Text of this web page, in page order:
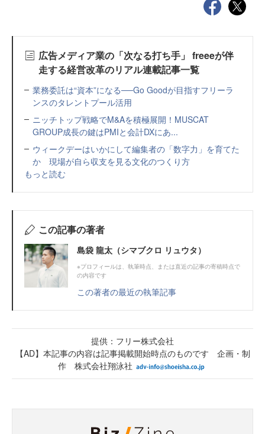
広告メディア業の「次なる打ち手」 freeeが伴
走する経営改革のリアル連載記事一覧
業務委託は“資本”になる──Go Goodが目指すフリーラ
ンスのタレントプール活用
ニッチトップ戦略でM&Aを積極展開！MUSCAT
GROUP成長の鍵はPMIと会計DXにあ...
ウィークデーはいかにして編集者の「数字力」を育てた
か 現場が自ら収支を見る文化のつくり方
もっと読む
この記事の著者
島袋 龍太（シマブクロ リュウタ）
※プロフィールは、執筆時点、または直近の記事の寄稿時点で
の内容です
この著者の最近の執筆記事
提供：フリー株式会社
【AD】本記事の内容は記事掲載開始時点のものです 企画・制
作 株式会社翔泳社